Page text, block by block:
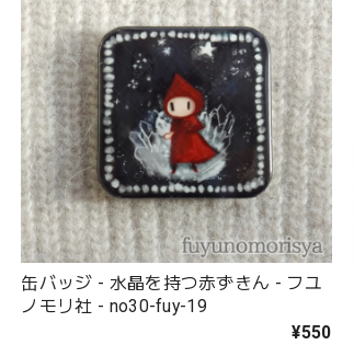
缶バッジ - 水晶を持つ赤ずきん - フユ
ノモリ社 - no30-fuy-19
¥550